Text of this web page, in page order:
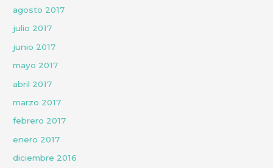
agosto 2017
julio 2017
junio 2017
mayo 2017
abril 2017
marzo 2017
febrero 2017
enero 2017
diciembre 2016